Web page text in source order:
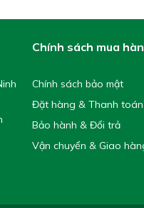
Chính sách mua
Chính sách bảo mật
Đặt hàng & Thanh toán
Bảo hành & Đổi trả
Vận chuyển & Giao